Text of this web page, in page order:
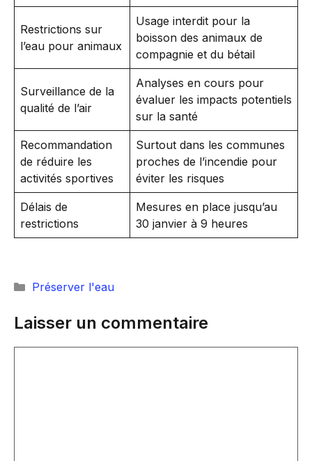
Restrictions sur
l’eau pour animaux
Usage interdit pour la
boisson des animaux de
compagnie et du bétail
Surveillance de la
qualité de l’air
Analyses en cours pour
évaluer les impacts potentiels
sur la santé
Recommandation
de réduire les
activités sportives
Surtout dans les communes
proches de l’incendie pour
éviter les risques
Délais de
restrictions
Mesures en place jusqu’au
30 janvier à 9 heures
Catégories
Préserver l'eau
Laisser un commentaire